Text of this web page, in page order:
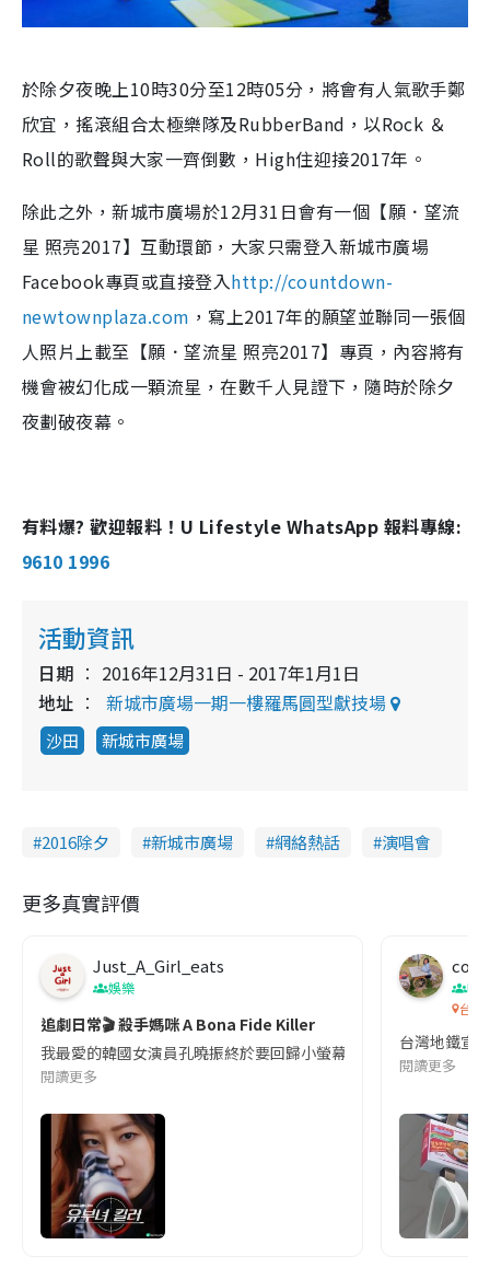
於除夕夜晚上10時30分至12時05分，將會有人氣歌手鄭
欣宜，搖滾組合太極樂隊及RubberBand，以Rock ＆
Roll的歌聲與大家一齊倒數，High住迎接2017年。
除此之外，新城市廣場於12月31日會有一個【願．望流
星 照亮2017】互動環節，大家只需登入新城市廣場
Facebook專頁或直接登入http://countdown-
newtownplaza.com ，寫上2017年的願望並聯同一張個
人照片上載至【願．望流星 照亮2017】專頁，內容將有
機會被幻化成一顆流星，在數千人見證下，隨時於除夕
夜劃破夜幕。
有料爆? 歡迎報料！U Lifestyle WhatsApp 報料專線:
9610 1996
活動資訊
日期
2016年12月31日 - 2017年1月1日
地址
新城市廣場一期一樓羅馬圓型獻技場
沙田 新城市廣場
2016除夕 新城市廣場 網絡熱話 演唱會
更多真實評價
Just_A_Girl_eats
娛樂
追劇日常🎬 殺手媽咪 A Bona Fide Killer
我最愛的韓國女演員孔曉振終於要回歸小螢幕啦!這次的劇本改編
閱讀更多
co
吹
台灣
台灣地鐵宣
閱讀更多